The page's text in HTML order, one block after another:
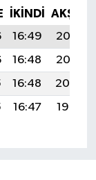
İKINDI
AKŞAM
16:49
20:03
16:48
20:02
16:48
20:00
16:47 19:59